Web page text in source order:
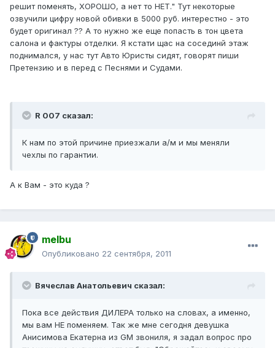
решит поменять, ХОРОШО, а нет то НЕТ." Тут некоторые
озвучили цифру новой обивки в 5000 руб. интерестно - это
будет оригинал ?? А то нужно же еще попасть в тон цвета
салона и фактуры отделки. Я кстати щас на сосединй этаж
поднимался, у нас тут Авто Юристы сидят, говорят пиши
Претензию и в перед с Песнями и Судами.
R 007 сказал:
К нам по этой причине приезжали а/м и мы меняли
чехлы по гарантии.
А к Вам - это куда ?
melbu
Опубликовано 22 сентября, 2011
Вячеслав Анатольевич сказал:
Пока все действия ДИЛЕРА только на словах, а именно,
мы вам НЕ поменяем. Так же мне сегодня девушка
Анисимова Екатерна из GM звониля, я задал вопрос про